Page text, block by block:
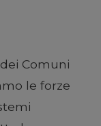
Comuni
le forze